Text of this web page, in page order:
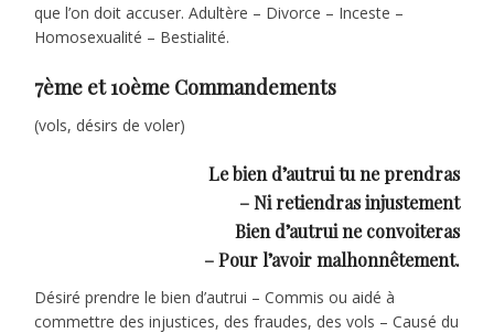
que l’on doit accuser. Adultère – Divorce – Inceste –
Homosexualité – Bestialité.
7ème et 10ème Commandements
(vols, désirs de voler)
Le bien d’autrui tu ne prendras
– Ni retiendras injustement
Bien d’autrui ne convoiteras
– Pour l’avoir malhonnêtement.
Désiré prendre le bien d’autrui – Commis ou aidé à
commettre des injustices, des fraudes, des vols – Causé du